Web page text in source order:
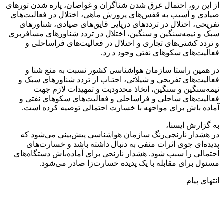
از این رو، احتمال غرق شدن شناگران و غواصان، پاره شدن تورهای
صیادی و آسیب به قفس‌های پرورش ماهی، اختلال در فعالیت‌های
تفریحی، اختلال در ترددهای دریایی قایق‌های صیادی، شناورهای
سبک و نیمه‌سنگین و سنگین، اختلال در تردد شناورهای مسافربری
و تردد کشتی‌های تجاری و اختلال در فعالیت‌های فراساحلی و
فعالیت‌های سکوهای نفتی وجود دارد.
در همین راستا سازمان هواشناسی کشور نسبت به منع شنا و
فعالیت‌های تفریحی و شیلاتی، اجتناب از تردد شناورهای سبک و
نیمه‌سنگین و سنگین، اتخاذ محدودیت و تمهیدات لازم جهت
فعالیت‌های ساحلی و فراساحلی و فعالیت‌های سکوهای نفتی و
آماده باش برای مواجهه با خسارت احتمالی توصیه کرده است.
به گزارش ایسنا،
در هشدار نارنجی‌رنگ سازمان هواشناسی پیش‌بینی می‌شود که
پدیده‌ای جوی اثرات منفی به دنبال داشته باشد و خسارت‌های
احتمالی را سبب شود. هشدار نارنجی برای آماده‌باش دستگاه‌های
مسئول برای مقابله با یک پدیده خسارت‌زا صادر می‌شود.
انتهای پیام